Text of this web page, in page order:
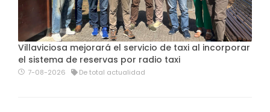
Villaviciosa mejorará el servicio de taxi al incorporar
el sistema de reservas por radio taxi
7-08-2026 De total actualidad